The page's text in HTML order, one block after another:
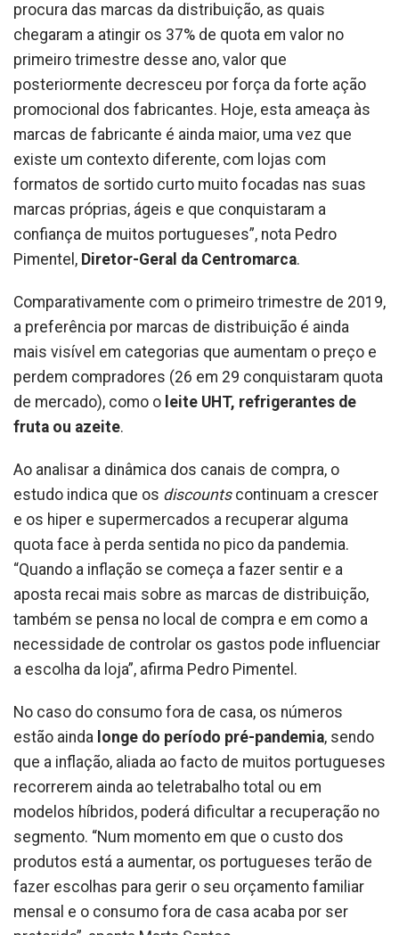
procura das marcas da distribuição, as quais
chegaram a atingir os 37% de quota em valor no
primeiro trimestre desse ano, valor que
posteriormente decresceu por força da forte ação
promocional dos fabricantes. Hoje, esta ameaça às
marcas de fabricante é ainda maior, uma vez que
existe um contexto diferente, com lojas com
formatos de sortido curto muito focadas nas suas
marcas próprias, ágeis e que conquistaram a
confiança de muitos portugueses”, nota Pedro
Pimentel, Diretor-Geral da Centromarca.
Comparativamente com o primeiro trimestre de 2019,
a preferência por marcas de distribuição é ainda
mais visível em categorias que aumentam o preço e
perdem compradores (26 em 29 conquistaram quota
de mercado), como o leite UHT, refrigerantes de
fruta ou azeite.
Ao analisar a dinâmica dos canais de compra, o
estudo indica que os discounts continuam a crescer
e os hiper e supermercados a recuperar alguma
quota face à perda sentida no pico da pandemia.
“Quando a inflação se começa a fazer sentir e a
aposta recai mais sobre as marcas de distribuição,
também se pensa no local de compra e em como a
necessidade de controlar os gastos pode influenciar
a escolha da loja”, afirma Pedro Pimentel.
No caso do consumo fora de casa, os números
estão ainda longe do período pré-pandemia, sendo
que a inflação, aliada ao facto de muitos portugueses
recorrerem ainda ao teletrabalho total ou em
modelos híbridos, poderá dificultar a recuperação no
segmento. “Num momento em que o custo dos
produtos está a aumentar, os portugueses terão de
fazer escolhas para gerir o seu orçamento familiar
mensal e o consumo fora de casa acaba por ser